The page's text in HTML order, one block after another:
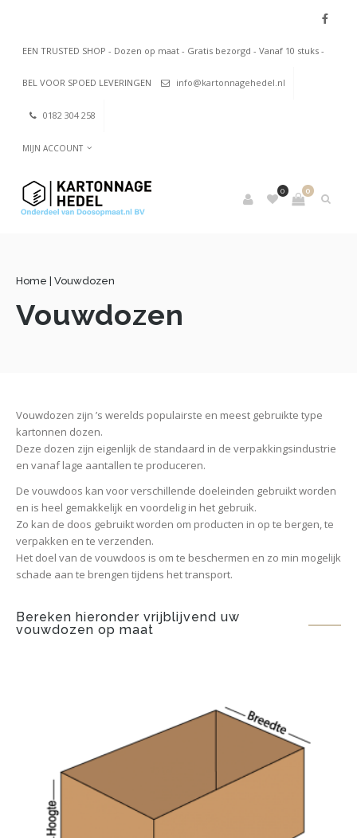
EEN TRUSTED SHOP - Dozen op maat - Gratis bezorgd - Vanaf 10 stuks -
BEL VOOR SPOED LEVERINGEN info@kartonnagehedel.nl
0182 304 258
MIJN ACCOUNT
0
0
Home Vouwdozen
Vouwdozen
Vouwdozen zijn ’s werelds populairste en meest gebruikte type
kartonnen dozen.
Deze dozen zijn eigenlijk de standaard in de verpakkingsindustrie
en vanaf lage aantallen te produceren.
De vouwdoos kan voor verschillende doeleinden gebruikt worden
en is heel gemakkelijk en voordelig in het gebruik.
Zo kan de doos gebruikt worden om producten in op te bergen, te
verpakken en te verzenden.
Het doel van de vouwdoos is om te beschermen en zo min mogelijk
schade aan te brengen tijdens het transport.
Bereken hieronder vrijblijvend uw
vouwdozen op maat